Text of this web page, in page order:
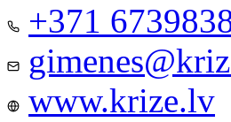
+371
www.krize.lv